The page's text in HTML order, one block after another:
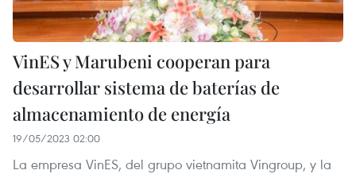
VinES y Marubeni cooperan para
desarrollar sistema de baterías de
almacenamiento de energía
19/05/2023 02:00
La empresa VinES, del grupo vietnamita Vingroup, y la